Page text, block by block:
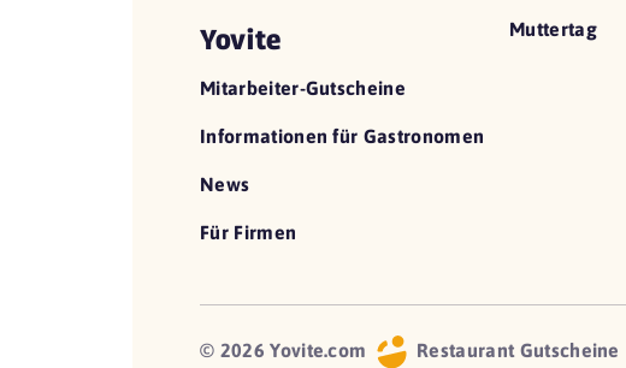
Yovite
Mitarbeiter-Gutscheine
Informationen für Gastronomen
News
Für Firmen
Muttertag
© 2026 Yovite.com Restaurant Gutscheine